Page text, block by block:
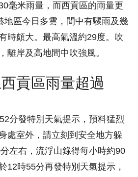
毫米雨量，而西貢區的雨量更
地區今日多雲，間中有驟雨及幾
時頗大。最高氣溫約29度。吹
離岸及高地間中吹強風。
貢區雨量超過
分發特別天氣提示，預料猛烈
處室外，請立刻到安全地方躲
左右，流浮山錄得每小時約90
12時55分再發特別天氣提示，